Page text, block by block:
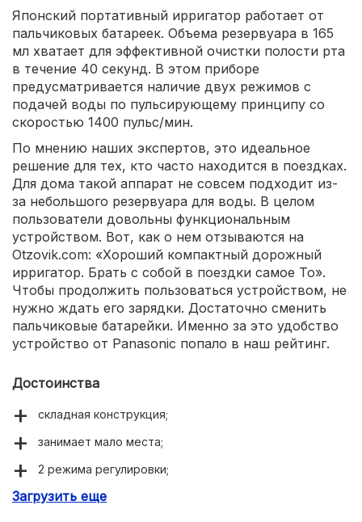
Японский портативный ирригатор работает от
пальчиковых батареек. Объема резервуара в 165
мл хватает для эффективной очистки полости рта
в течение 40 секунд. В этом приборе
предусматривается наличие двух режимов с
подачей воды по пульсирующему принципу со
скоростью 1400 пульс/мин.
По мнению наших экспертов, это идеальное
решение для тех, кто часто находится в поездках.
Для дома такой аппарат не совсем подходит из-
за небольшого резервуара для воды. В целом
пользователи довольны функциональным
устройством. Вот, как о нем отзываются на
Otzovik.com: «Хороший компактный дорожный
ирригатор. Брать с собой в поездки самое То».
Чтобы продолжить пользоваться устройством, не
нужно ждать его зарядки. Достаточно сменить
пальчиковые батарейки. Именно за это удобство
устройство от Panasonic попало в наш рейтинг.
Достоинства
складная конструкция;
занимает мало места;
2 режима регулировки;
продолжительное время работы.
Загрузить еще